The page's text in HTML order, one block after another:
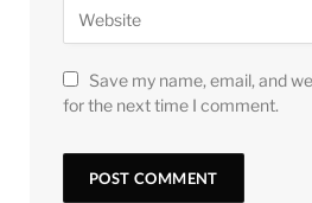
Save my name, email, and
for the next time I comment.